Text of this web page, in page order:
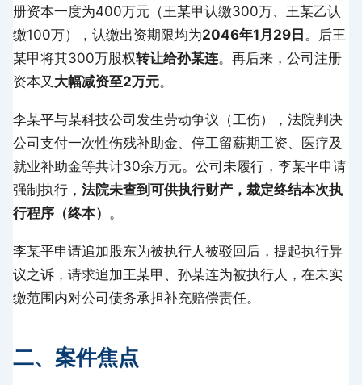
册资本一度为400万元（王某甲认缴300万、王某乙认
缴100万），认缴出资期限均为2046年1月29日 。后王
某甲将其300万股权转让给孙某连。再后来，公司注册
资本又 大幅减资至2万元。
李某平与某科技公司发生劳动争议（工伤），法院判决
公司支付一次性伤残补助金、停工留薪期工资、医疗及
就业补助金等共计30余万元。公司未履行，李某平申请
强制执行， 法院未查到可供执行财产，裁定终结本次执
行程序（终本） 。
李某平申请追加股东为被执行人被驳回后，提起执行异
议之诉，请求追加王某甲、孙某连为被执行人，在未实
缴范围内对公司债务承担补充赔偿责任。
二、案件焦点